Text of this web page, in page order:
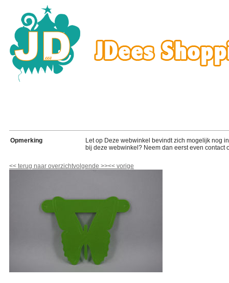
Opmerking
Let op Deze webwinkel bevindt zich mogelijk nog
bij deze webwinkel? Neem dan eerst even contact
<< terug naar overzichtvolgende >><< vorige